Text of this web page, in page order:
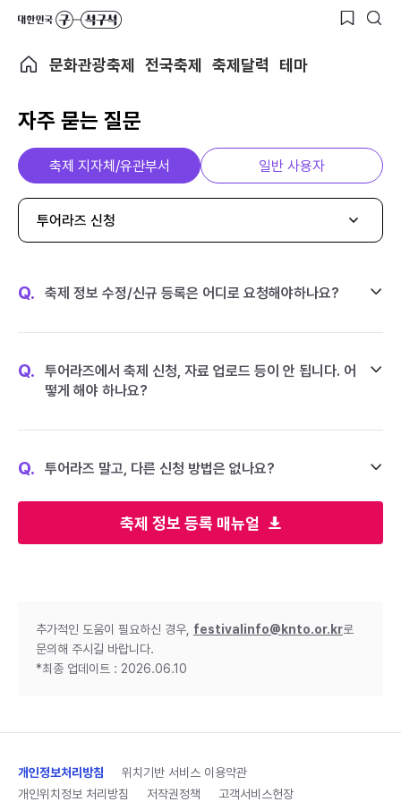
문화관광축제 전국축제 축제달력 테마
자주 묻는 질문
축제 정보 등록 매뉴얼
축제 지자체/유관부서 일반 사용자
투어라즈 신청
Q. 축제 정보 수정/신규 등록은 어디로 요청해야하나요?
Q.
투어라즈에서 축제 신청, 자료 업로드 등이 안 됩니다. 어
떻게 해야 하나요?
Q. 투어라즈 말고, 다른 신청 방법은 없나요?
추가적인 도움이 필요하신 경우, festivalinfo@knto.or.kr로
문의해 주시길 바랍니다.
*최종 업데이트 : 2026.06.10
개인정보처리방침
위치기반 서비스 이용약관
개인위치정보 처리방침
저작권정책 고객서비스헌장